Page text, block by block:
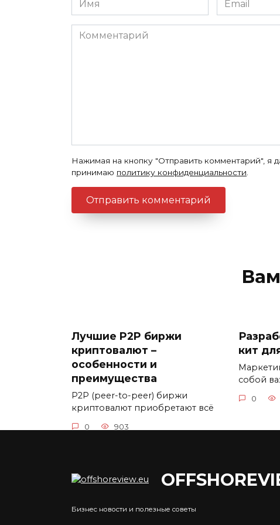
*
*
Комментарий
Нажимая на кнопку "Отправить комментарий", я
принимаю политику конфиденциальности
Лучшие P2P биржи
криптовалют –
особенности и
преимущества
P2P (peer-to-peer) биржи
криптовалют приобретают всё
0 903
кит
собой
0
Бизнес новости и полезные советы